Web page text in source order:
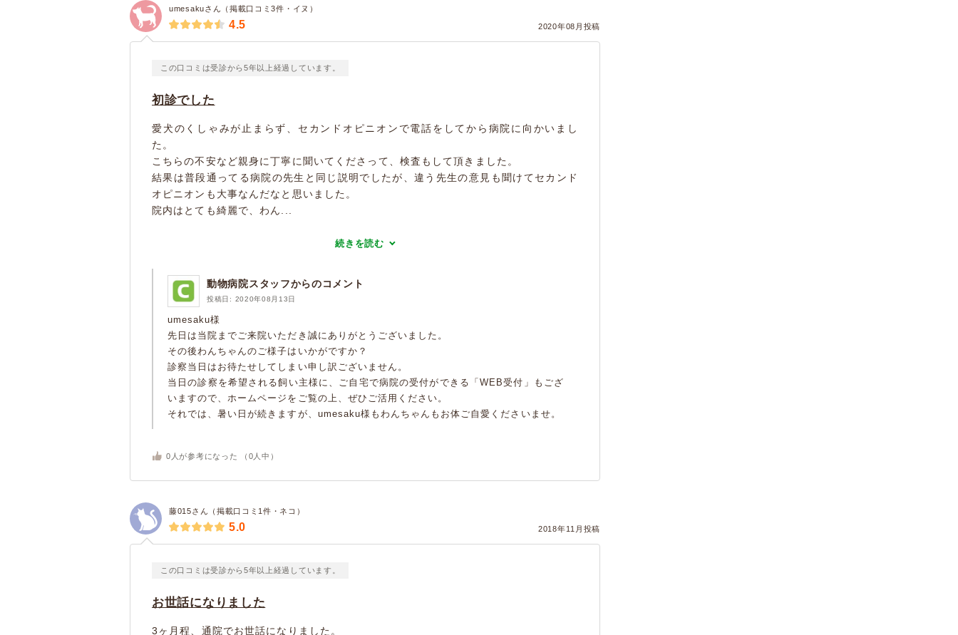
umesakuさん（掲載口コミ3件・イヌ）
2020年08月投稿
4.5
この口コミは受診から5年以上経過しています。
初診でした
愛犬のくしゃみが止まらず、セカンドオピニオンで電話をしてから病院に向かいまし
た。
こちらの不安など親身に丁寧に聞いてくださって、検査もして頂きました。
結果は普段通ってる病院の先生と同じ説明でしたが、違う先生の意見も聞けてセカンド
オピニオンも大事なんだなと思いました。
院内はとても綺麗で、わん...
続きを読む
動物病院スタッフからのコメント
投稿日: 2020年08月13日
umesaku様
先日は当院までご来院いただき誠にありがとうございました。
その後わんちゃんのご様子はいかがですか？
診察当日はお待たせしてしまい申し訳ございません。
当日の診察を希望される飼い主様に、ご自宅で病院の受付ができる「WEB受付」もござ
いますので、ホームページをご覧の上、ぜひご活用ください。
それでは、暑い日が続きますが、umesaku様もわんちゃんもお体ご自愛くださいませ。
0 人が参考になった （ 0 人中）
藤015さん（掲載口コミ1件・ネコ）
2018年11月投稿
5.0
この口コミは受診から5年以上経過しています。
お世話になりました
3ヶ月程、通院でお世話になりました。